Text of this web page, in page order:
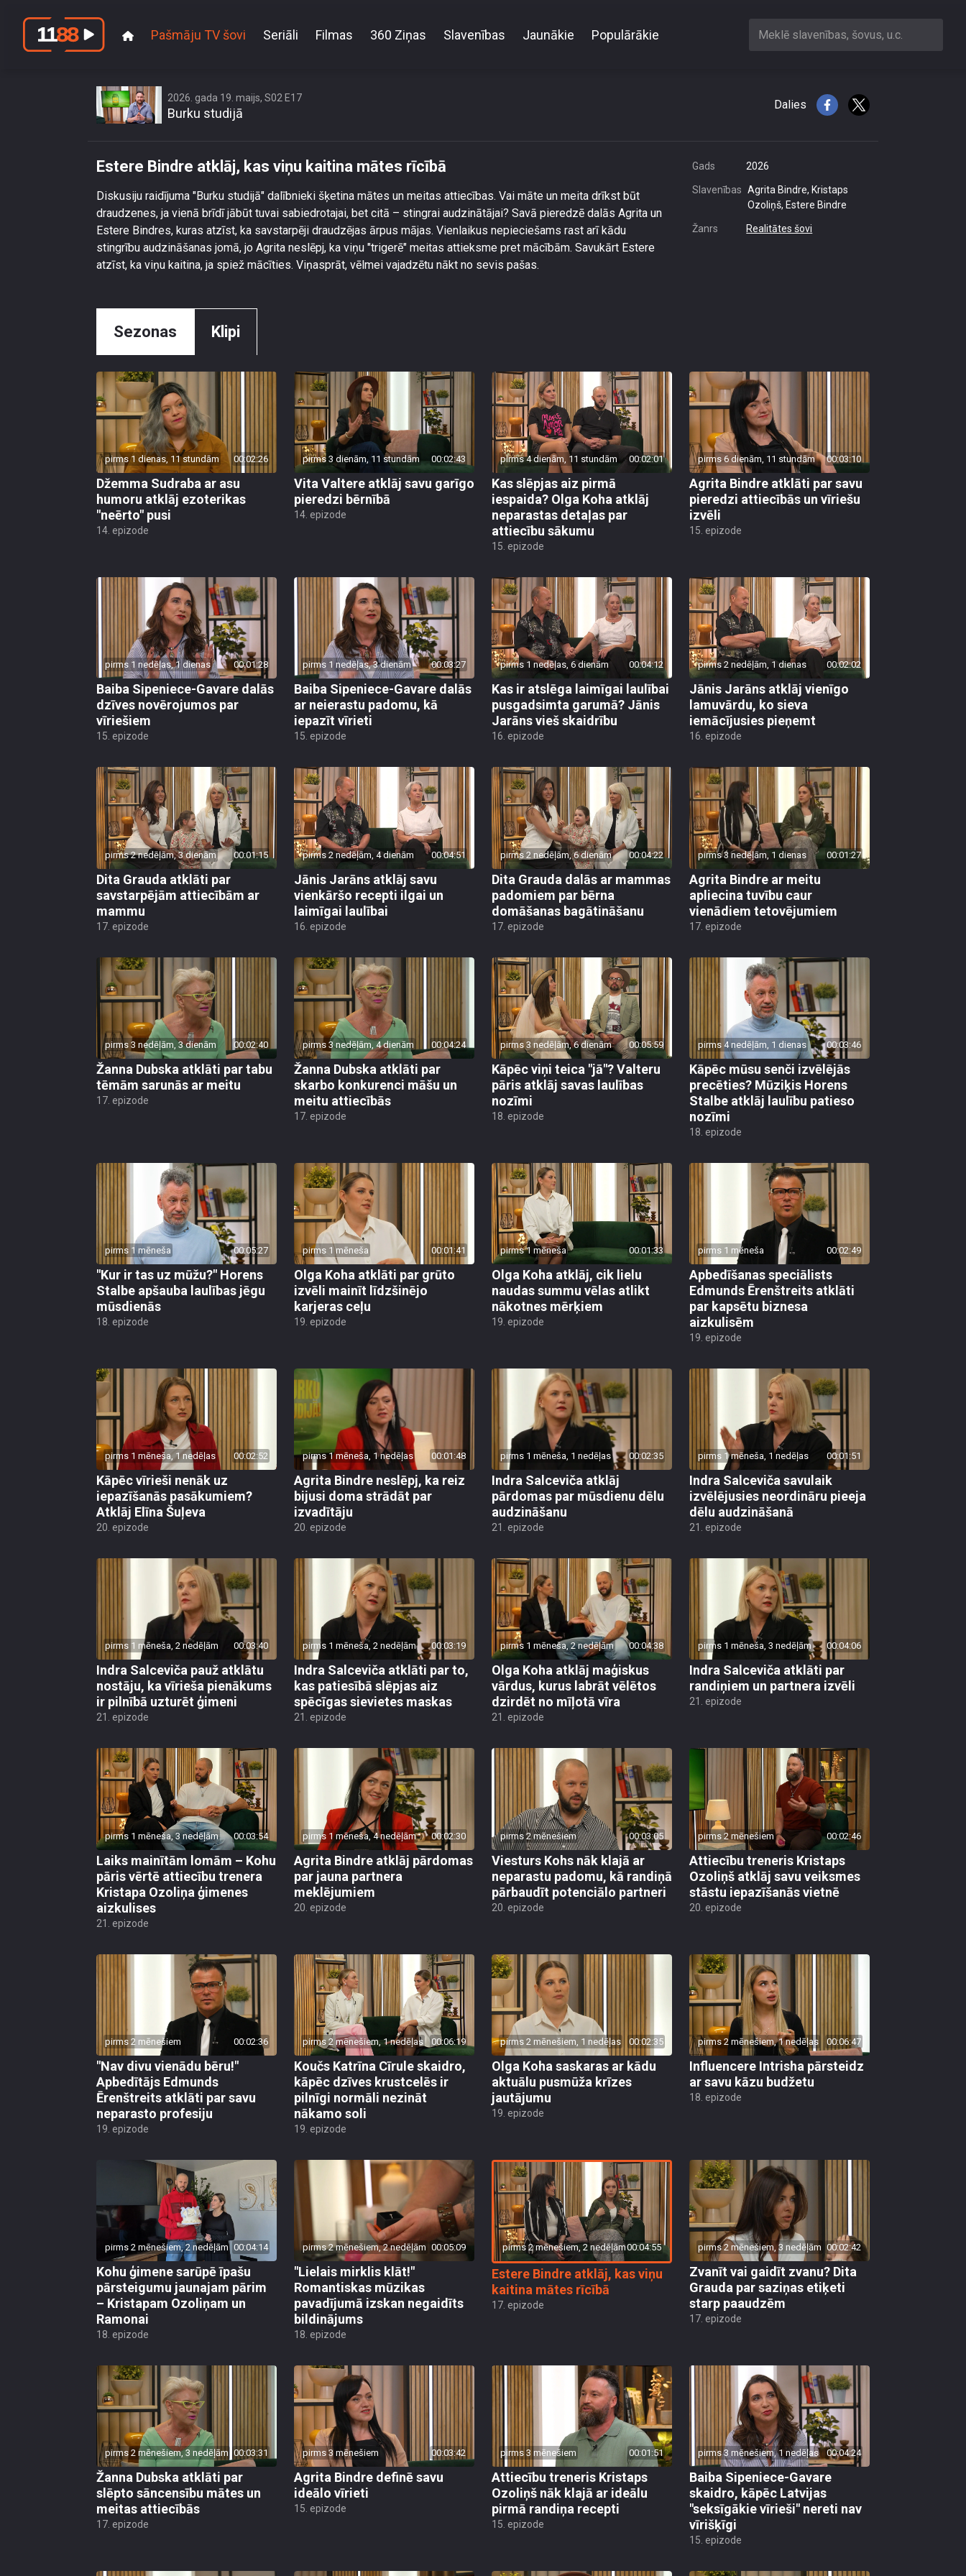
Pašmāju TV šovi Seriāli Filmas 360 Ziņas Slavenības Jaunākie Populārākie Meklē slavenības, šovus, u.c.
2026. gada 19. maijs, S02 E17
Burku studijā
Dalies
Estere Bindre atklāj, kas viņu kaitina mātes rīcībā
Diskusiju raidījuma "Burku studijā" dalībnieki šķetina mātes un meitas attiecības. Vai māte un meita drīkst būt
draudzenes, ja vienā brīdī jābūt tuvai sabiedrotajai, bet citā – stingrai audzinātājai? Savā pieredzē dalās Agrita un
Estere Bindres, kuras atzīst, ka savstarpēji draudzējas ārpus mājas. Vienlaikus nepieciešams rast arī kādu
stingrību audzināšanas jomā, jo Agrita neslēpj, ka viņu "trigerē" meitas attieksme pret mācībām. Savukārt Estere
atzīst, ka viņu kaitina, ja spiež mācīties. Viņasprāt, vēlmei vajadzētu nākt no sevis pašas.
Gads 2026
Slavenības Agrita Bindre, Kristaps
Ozoliņš, Estere Bindre
Žanrs Realitātes šovi
Sezonas Klipi
pirms 1 dienas, 11 stundām 00:02:26
Džemma Sudraba ar asu
humoru atklāj ezoterikas
"neērto" pusi
14. epizode
pirms 3 dienām, 11 stundām 00:02:43
Vita Valtere atklāj savu garīgo
pieredzi bērnībā
14. epizode
pirms 4 dienām, 11 stundām 00:02:01
Kas slēpjas aiz pirmā
iespaida? Olga Koha atklāj
neparastas detaļas par
attiecību sākumu
15. epizode
pirms 6 dienām, 11 stundām 00:03:10
Agrita Bindre atklāti par savu
pieredzi attiecībās un vīriešu
izvēli
15. epizode
pirms 1 nedēļas, 1 dienas 00:01:28
Baiba Sipeniece-Gavare dalās
dzīves novērojumos par
vīriešiem
15. epizode
pirms 1 nedēļas, 3 dienām 00:03:27
Baiba Sipeniece-Gavare dalās
ar neierastu padomu, kā
iepazīt vīrieti
15. epizode
pirms 1 nedēļas, 6 dienām 00:04:12
Kas ir atslēga laimīgai laulībai
pusgadsimta garumā? Jānis
Jarāns vieš skaidrību
16. epizode
pirms 2 nedēļām, 1 dienas 00:02:02
Jānis Jarāns atklāj vienīgo
lamuvārdu, ko sieva
iemācījusies pieņemt
16. epizode
pirms 2 nedēļām, 3 dienām 00:01:15
Dita Grauda atklāti par
savstarpējām attiecībām ar
mammu
17. epizode
pirms 2 nedēļām, 4 dienām 00:04:51
Jānis Jarāns atklāj savu
vienkāršo recepti ilgai un
laimīgai laulībai
16. epizode
pirms 2 nedēļām, 6 dienām 00:04:22
Dita Grauda dalās ar mammas
padomiem par bērna
domāšanas bagātināšanu
17. epizode
pirms 3 nedēļām, 1 dienas 00:01:27
Agrita Bindre ar meitu
apliecina tuvību caur
vienādiem tetovējumiem
17. epizode
pirms 3 nedēļām, 3 dienām 00:02:40
Žanna Dubska atklāti par tabu
tēmām sarunās ar meitu
17. epizode
pirms 3 nedēļām, 4 dienām 00:04:24
Žanna Dubska atklāti par
skarbo konkurenci māšu un
meitu attiecībās
17. epizode
pirms 3 nedēļām, 6 dienām 00:05:59
Kāpēc viņi teica "jā"? Valteru
pāris atklāj savas laulības
nozīmi
18. epizode
pirms 4 nedēļām, 1 dienas 00:03:46
Kāpēc mūsu senči izvēlējās
precēties? Mūziķis Horens
Stalbe atklāj laulību patieso
nozīmi
18. epizode
pirms 1 mēneša 00:05:27
"Kur ir tas uz mūžu?" Horens
Stalbe apšauba laulības jēgu
mūsdienās
18. epizode
pirms 1 mēneša 00:01:41
Olga Koha atklāti par grūto
izvēli mainīt līdzšinējo
karjeras ceļu
19. epizode
pirms 1 mēneša 00:01:33
Olga Koha atklāj, cik lielu
naudas summu vēlas atlikt
nākotnes mērķiem
19. epizode
pirms 1 mēneša 00:02:49
Apbedīšanas speciālists
Edmunds Ērenštreits atklāti
par kapsētu biznesa
aizkulisēm
19. epizode
pirms 1 mēneša, 1 nedēļas 00:02:52
Kāpēc vīrieši nenāk uz
iepazīšanās pasākumiem?
Atklāj Elīna Šuļeva
20. epizode
pirms 1 mēneša, 1 nedēļas 00:01:48
Agrita Bindre neslēpj, ka reiz
bijusi doma strādāt par
izvadītāju
20. epizode
pirms 1 mēneša, 1 nedēļas 00:02:35
Indra Salceviča atklāj
pārdomas par mūsdienu dēlu
audzināšanu
21. epizode
pirms 1 mēneša, 1 nedēļas 00:01:51
Indra Salceviča savulaik
izvēlējusies neordināru pieeja
dēlu audzināšanā
21. epizode
pirms 1 mēneša, 2 nedēļām 00:03:40
Indra Salceviča pauž atklātu
nostāju, ka vīrieša pienākums
ir pilnībā uzturēt ģimeni
21. epizode
pirms 1 mēneša, 2 nedēļām 00:03:19
Indra Salceviča atklāti par to,
kas patiesībā slēpjas aiz
spēcīgas sievietes maskas
21. epizode
pirms 1 mēneša, 2 nedēļām 00:04:38
Olga Koha atklāj maģiskus
vārdus, kurus labrāt vēlētos
dzirdēt no mīļotā vīra
21. epizode
pirms 1 mēneša, 3 nedēļām 00:04:06
Indra Salceviča atklāti par
randiņiem un partnera izvēli
21. epizode
pirms 1 mēneša, 3 nedēļām 00:03:54
Laiks mainītām lomām – Kohu
pāris vērtē attiecību trenera
Kristapa Ozoliņa ģimenes
aizkulises
21. epizode
pirms 1 mēneša, 4 nedēļām 00:02:30
Agrita Bindre atklāj pārdomas
par jauna partnera
meklējumiem
20. epizode
pirms 2 mēnešiem 00:03:05
Viesturs Kohs nāk klajā ar
neparastu padomu, kā randiņā
pārbaudīt potenciālo partneri
20. epizode
pirms 2 mēnešiem 00:02:46
Attiecību treneris Kristaps
Ozoliņš atklāj savu veiksmes
stāstu iepazīšanās vietnē
20. epizode
pirms 2 mēnešiem 00:02:36
"Nav divu vienādu bēru!"
Apbedītājs Edmunds
Ērenštreits atklāti par savu
neparasto profesiju
19. epizode
pirms 2 mēnešiem, 1 nedēļas 00:06:19
Koučs Katrīna Cīrule skaidro,
kāpēc dzīves krustcelēs ir
pilnīgi normāli nezināt
nākamo soli
19. epizode
pirms 2 mēnešiem, 1 nedēļas 00:02:35
Olga Koha saskaras ar kādu
aktuālu pusmūža krīzes
jautājumu
19. epizode
pirms 2 mēnešiem, 1 nedēļas 00:06:47
Influencere Intrisha pārsteidz
ar savu kāzu budžetu
18. epizode
pirms 2 mēnešiem, 2 nedēļām 00:04:14
Kohu ģimene sarūpē īpašu
pārsteigumu jaunajam pārim
– Kristapam Ozoliņam un
Ramonai
18. epizode
pirms 2 mēnešiem, 2 nedēļām 00:05:09
"Lielais mirklis klāt!"
Romantiskas mūzikas
pavadījumā izskan negaidīts
bildinājums
18. epizode
pirms 2 mēnešiem, 2 nedēļām00:04:55
Estere Bindre atklāj, kas viņu
kaitina mātes rīcībā
17. epizode
pirms 2 mēnešiem, 3 nedēļām 00:02:42
Zvanīt vai gaidīt zvanu? Dita
Grauda par saziņas etiķeti
starp paaudzēm
17. epizode
pirms 2 mēnešiem, 3 nedēļām 00:03:31
Žanna Dubska atklāti par
slēpto sāncensību mātes un
meitas attiecībās
17. epizode
pirms 3 mēnešiem 00:03:42
Agrita Bindre definē savu
ideālo vīrieti
15. epizode
pirms 3 mēnešiem 00:01:51
Attiecību treneris Kristaps
Ozoliņš nāk klajā ar ideālu
pirmā randiņa recepti
15. epizode
pirms 3 mēnešiem, 1 nedēļas 00:04:24
Baiba Sipeniece-Gavare
skaidro, kāpēc Latvijas
"seksīgākie vīrieši" nereti nav
vīrišķīgi
15. epizode